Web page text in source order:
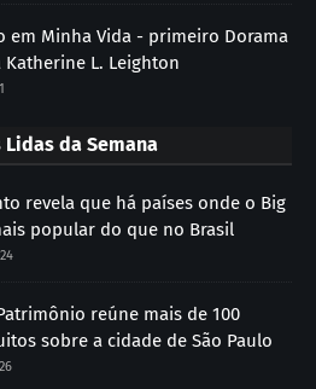
em Minha Vida - primeiro Dorama
Katherine L. Leighton
Lidas da Semana
revela que há países onde o Big
popular do que no Brasil
reúne mais de 100
sobre a cidade de São Paulo